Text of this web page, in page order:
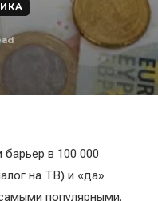
в 100 000
на ТВ) и «да»
популярными.